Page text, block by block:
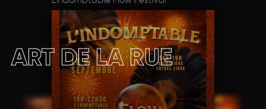
ART DE LA RUE